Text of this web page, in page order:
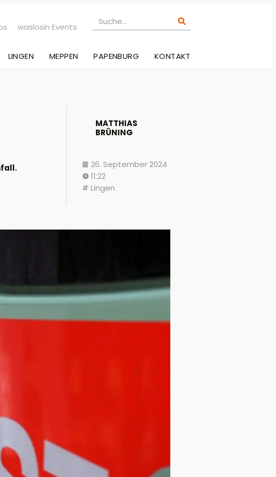
waslosin Events
LINGEN MEPPEN PAPENBURG KONTAKT
MATTHIAS
BRÜNING
26. September 2024
11:22
Lingen